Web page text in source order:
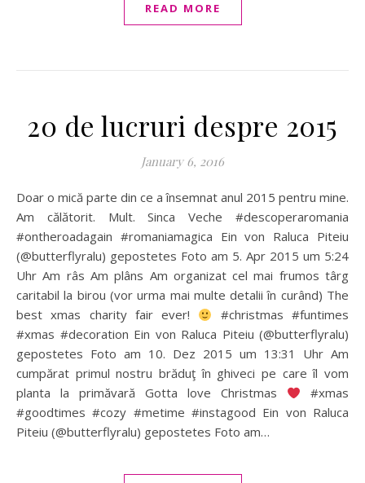
READ MORE
20 de lucruri despre 2015
January 6, 2016
Doar o mică parte din ce a însemnat anul 2015 pentru mine.
Am călătorit. Mult. Sinca Veche #descoperaromania
#ontheroadagain #romaniamagica Ein von Raluca Piteiu
(@butterflyralu) gepostetes Foto am 5. Apr 2015 um 5:24
Uhr Am râs Am plâns Am organizat cel mai frumos târg
caritabil la birou (vor urma mai multe detalii în curând) The
best xmas charity fair ever!
#christmas #funtimes
#xmas #decoration Ein von Raluca Piteiu (@butterflyralu)
gepostetes Foto am 10. Dez 2015 um 13:31 Uhr Am
cumpărat primul nostru brăduţ în ghiveci pe care îl vom
planta la primăvară Gotta love Christmas
#xmas
#goodtimes #cozy #metime #instagood Ein von Raluca
Piteiu (@butterflyralu) gepostetes Foto am…